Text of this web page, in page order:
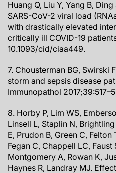
Huang Q, Liu Y, Yang B,
SARS-CoV-2 viral load
with drastically elevated
critically ill COVID-19
10.1093/cid/ciaa449.
7. Chousterman BG, Swirski
storm and sepsis disease
Immunopathol
8. Horby P, Lim WS,
Linsell L, Staplin N,
E, Prudon B, Green C, Felton
Fegan C, Chappell LC, Faust
Montgomery A, Rowan K,
Haynes R, Landray MJ.